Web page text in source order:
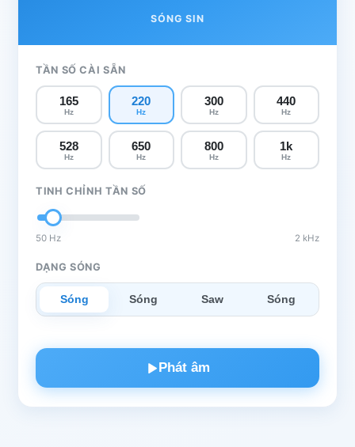
SÓNG SIN
TẦN SỐ CÀI SẴN
165
Hz
220
Hz
300
Hz
440
Hz
528
Hz
650
Hz
800
Hz
1k
Hz
TINH CHỈNH TẦN SỐ
50 Hz 2 kHz
DẠNG SÓNG
Sóng Sóng Saw Sóng
Phát âm